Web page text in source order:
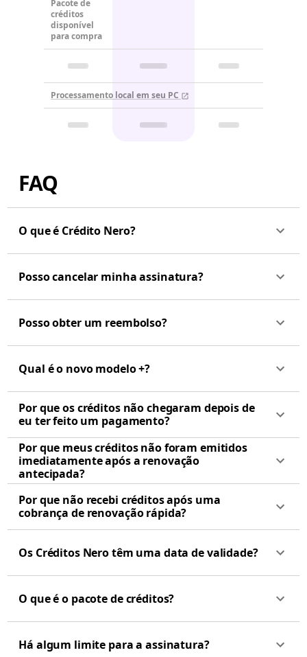
Pacote de
créditos
disponível
para compra
Processamento local em seu PC
FAQ
O que é Crédito Nero?
Posso cancelar minha assinatura?
Posso obter um reembolso?
Qual é o novo modelo +?
Por que os créditos não chegaram depois de
eu ter feito um pagamento?
Por que meus créditos não foram emitidos
imediatamente após a renovação
antecipada?
Por que não recebi créditos após uma
cobrança de renovação rápida?
Os Créditos Nero têm uma data de validade?
O que é o pacote de créditos?
Há algum limite para a assinatura?